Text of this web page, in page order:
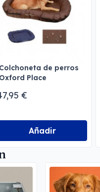
Colchoneta de perros
Oxford Place
€
Añadir